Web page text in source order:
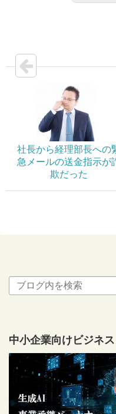
社長から経理部長への
急メールの送金指示が
欺だった
中小企業向けビジネス